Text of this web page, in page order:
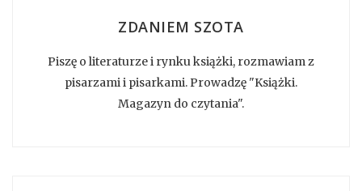
ZDANIEM SZOTA
Piszę o literaturze i rynku książki, rozmawiam z
pisarzami i pisarkami. Prowadzę "Książki.
Magazyn do czytania".